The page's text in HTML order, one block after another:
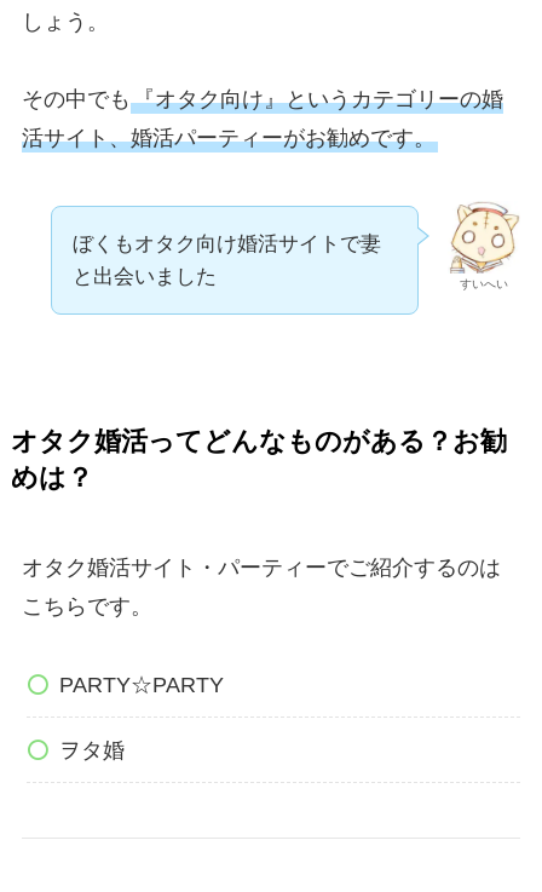
しょう。
その中でも 『オタク向け』というカテゴリーの婚
活サイト、婚活パーティーがお勧めです。
すいへい
ぼくもオタク向け婚活サイトで妻
と出会いました
オタク婚活ってどんなものがある？お勧
めは？
オタク婚活サイト・パーティーでご紹介するのは
こちらです。
PARTY☆PARTY
ヲタ婚